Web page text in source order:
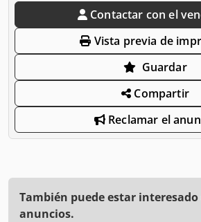
Contactar con el
Vista previa de
Guardar
Compartir
Reclamar el
También puede estar interesado
anuncios.